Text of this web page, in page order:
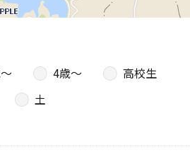
4歳〜
高校生
土